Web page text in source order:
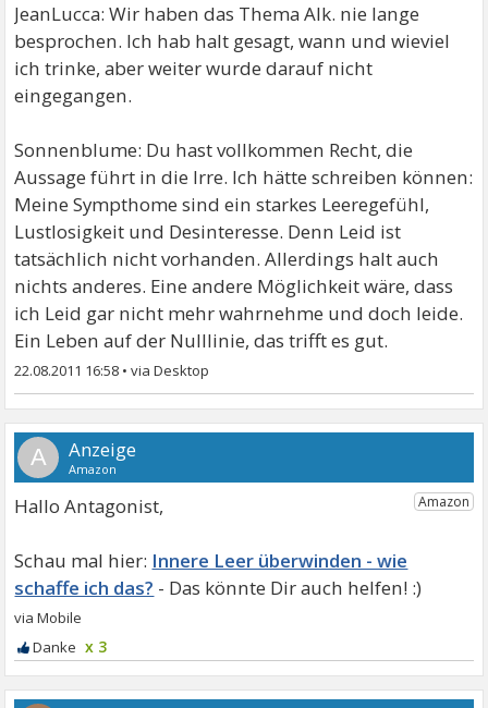
JeanLucca: Wir haben das Thema Alk. nie lange
besprochen. Ich hab halt gesagt, wann und wieviel
ich trinke, aber weiter wurde darauf nicht
eingegangen.
Sonnenblume: Du hast vollkommen Recht, die
Aussage führt in die Irre. Ich hätte schreiben können:
Meine Sympthome sind ein starkes Leeregefühl,
Lustlosigkeit und Desinteresse. Denn Leid ist
tatsächlich nicht vorhanden. Allerdings halt auch
nichts anderes. Eine andere Möglichkeit wäre, dass
ich Leid gar nicht mehr wahrnehme und doch leide.
Ein Leben auf der Nulllinie, das trifft es gut.
22.08.2011 16:58 •
A
Hallo Antagonist,
Innere Leer überwinden - wie
schaffe ich das?
x 3